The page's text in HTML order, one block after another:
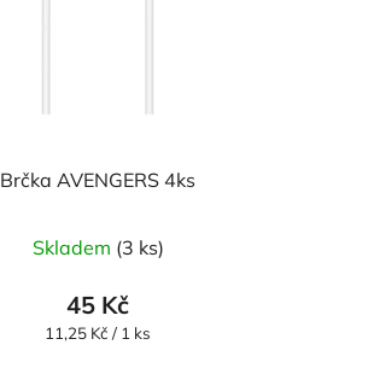
Brčka AVENGERS 4ks
Skladem (3 ks)
45 Kč
Měrná
11,25 Kč / 1 ks